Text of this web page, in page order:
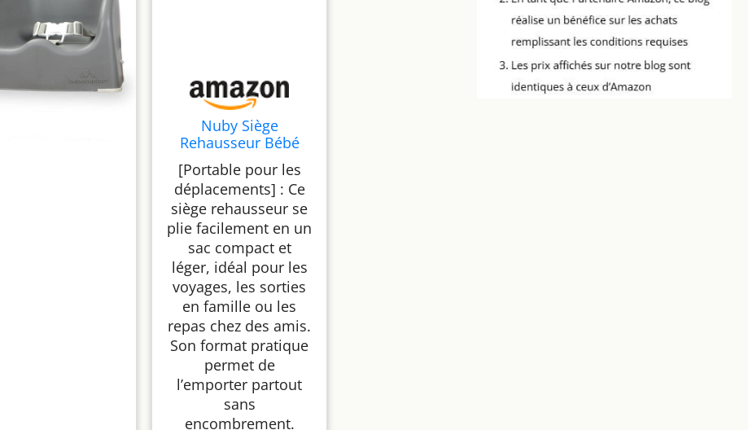
Nuby Siège
Rehausseur Bébé
Pliable, Pochette de
Rangement, +6 Mois,
Bleu
[Portable pour les
déplacements] : Ce
siège rehausseur se
plie facilement en un
sac compact et
léger, idéal pour les
voyages, les sorties
en famille ou les
repas chez des amis.
Son format pratique
permet de
l’emporter partout
sans
encombrement.